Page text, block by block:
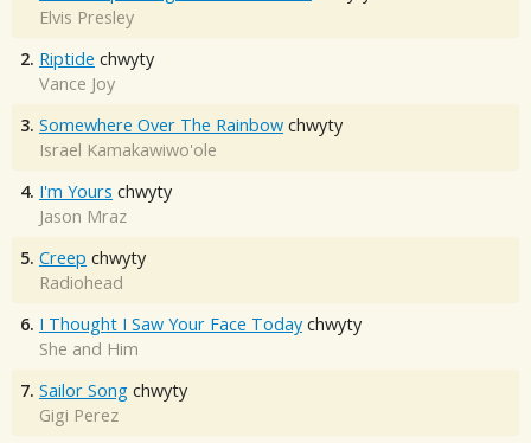
Elvis Presley
2. Riptide chwyty
Vance Joy
3. Somewhere Over The Rainbow chwyty
Israel Kamakawiwo'ole
4. I'm Yours chwyty
Jason Mraz
5. Creep chwyty
Radiohead
6. I Thought I Saw Your Face Today chwyty
She and Him
7. Sailor Song chwyty
Gigi Perez